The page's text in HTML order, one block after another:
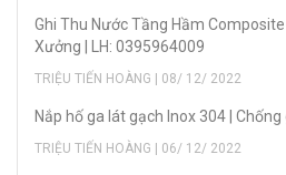
Ghi Thu Nước Tầng Hầm
Xưởng | LH: 0395964009
TRIỆU TIẾN HOÀNG | 08/ 12/ 2022
Nắp hố ga lát gạch Inox 304 |
TRIỆU TIẾN HOÀNG | 06/ 12/ 2022